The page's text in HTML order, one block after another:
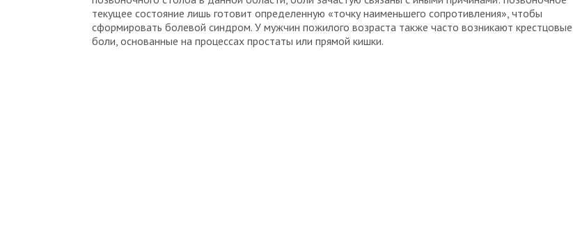
текущее состояние лишь готовит определенную «точку наименьшего сопротивления», чтобы
сформировать болевой синдром. У мужчин пожилого возраста также часто возникают крестцовые
боли, основанные на процессах простаты или прямой кишки.